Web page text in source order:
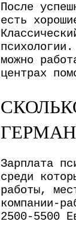
После
есть
можно
центрах
Зарплата
среди
работы,
компании-
2500-5500